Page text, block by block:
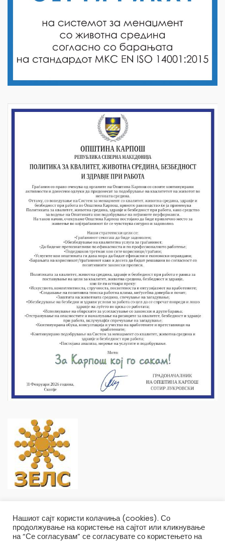
Нашиот сајт користи колачиња (cookies). Со
продолжување на користење на сајтот или кликнување
на “Се согласувам” се согласувате со користењето на